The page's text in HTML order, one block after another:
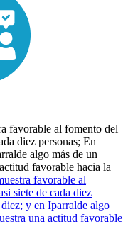
favorable al fomento del
diez personas; En
algo más de un
favorable hacia la
favorable al
siete de cada diez
y en Iparralde algo
una actitud favorable